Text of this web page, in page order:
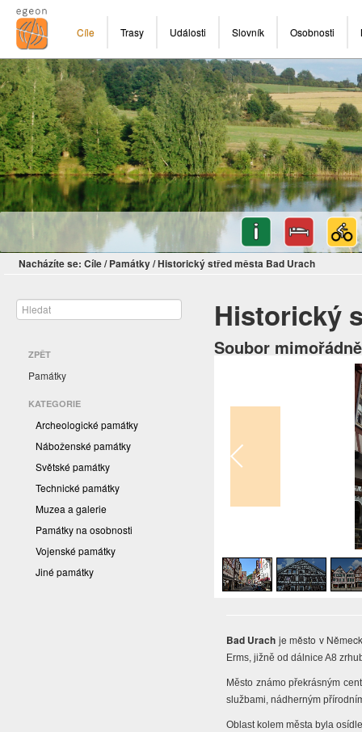
Cíle Trasy Události Slovník Osobnosti
Nacházíte se: Cíle/ Památky/Historický střed města Bad Urach
ZPĚT
Památky
KATEGORIE
Archeologické památky
Náboženské památky
Světské památky
Technické památky
Muzea a galerie
Památky na osobnosti
Vojenské památky
Jiné památky
Historický
Soubor
Bad Urach je město v
Erms, jižně od dálnice A8
Město známo překrásným
službami, nádherným
Oblast kolem města byla